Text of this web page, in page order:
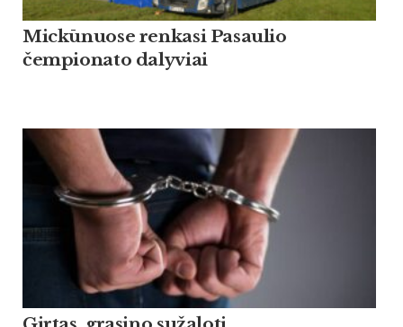
Mickūnuose renkasi Pasaulio
čempionato dalyviai